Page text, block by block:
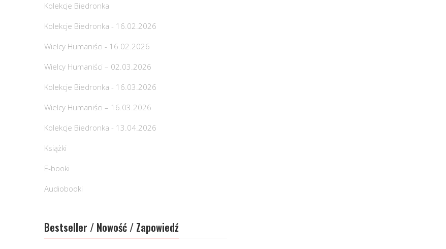
Kolekcje Biedronka
Kolekcje Biedronka - 16.02.2026
Wielcy Humaniści - 16.02.2026
Wielcy Humaniści – 02.03.2026
Kolekcje Biedronka - 16.03.2026
Wielcy Humaniści – 16.03.2026
Kolekcje Biedronka - 13.04.2026
Książki
E-booki
Audiobooki
Bestseller / Nowość / Zapowiedź